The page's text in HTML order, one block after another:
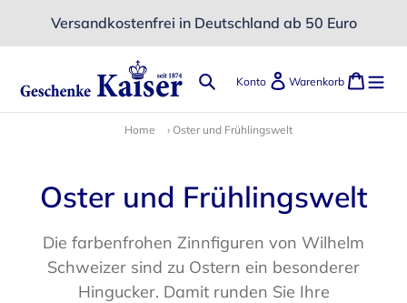
Versandkostenfrei in Deutschland ab 50 Euro
Suchen
Konto Einloggen
Warenkorb
Home › Oster und Frühlingswelt
K
a
t
Oster und Frühlingswelt
Die farbenfrohen Zinnfiguren von Wilhelm
Schweizer sind zu Ostern ein besonderer
Hingucker. Damit runden Sie Ihre